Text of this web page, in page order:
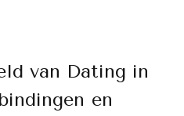
van Dating in
en